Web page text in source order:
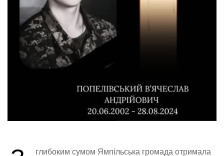
глибоким сумом Ямпільська громада отримала